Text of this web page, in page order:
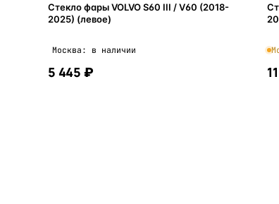
Стекло фары VOLVO S60 III / V60 (2018-
2025) (левое)
Москва: в наличии
5 445 ₽